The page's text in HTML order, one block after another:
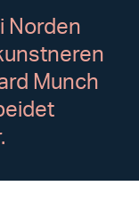
Norden
Munch